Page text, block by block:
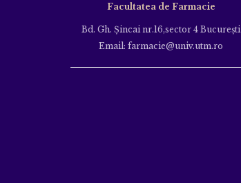
Facultatea de Farmacie
Bd. Gh. Şincai nr.16,sector 4 Bucureşti
Email: farmacie@univ.utm.ro